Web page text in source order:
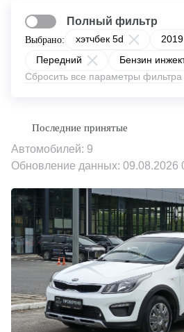
Выбрано: хэтчбек 5d 2019
Передний
Бензин
Сбросить все параметры фильтра
Полный фильтр
Автомобилей: 9
Обновление данных: 09.08.2026